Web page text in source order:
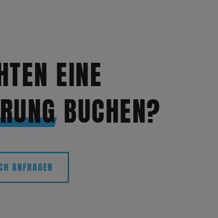
EINE
BUCHEN?
ANFRAGEN